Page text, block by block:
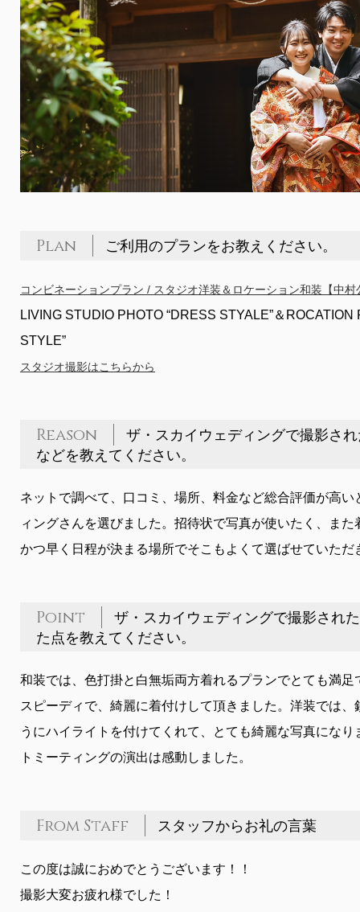
Plan ご利用のプランをお教えください。
コンビネーションプラン / スタジオ洋装＆ロケーション和装【中村
LIVING STUDIO PHOTO “DRESS STYALE”＆ROCATION
STYLE”
スタジオ撮影はこちらから
Reason
ザ・スカイウェディングで撮影さ
などを教えてください。
ネットで調べて、口コミ、場所、料金など総合評価が高い
ィングさんを選びました。招待状で写真が使いたく、ま
かつ早く日程が決まる場所でそこもよくて選ばせていただ
Point
ザ・スカイウェディングで撮影され
た点を教えてください。
和装では、色打掛と白無垢両方着れるプランでとても満足
スピーディで、綺麗に着付けして頂きました。洋装では、
うにハイライトを付けてくれて、とても綺麗な写真にな
トミーティングの演出は感動しました。
From Staff スタッフからお礼の言葉
この度は誠におめでとうございます！！
撮影大変お疲れ様でした！